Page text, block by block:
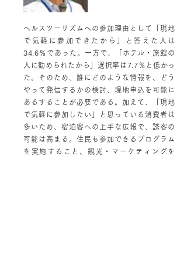
ヘルスツーリズムへの参加理由として「現地
で気軽に参加できたから」と答えた人は
34.6％であった。一方で、「ホテル・旅館の
人に勧められたから」選択率は7.7％と低かっ
た。そのため、誰にどのような情報を、どう
やって発信するかの検討、現地申込を可能に
あるすることが必要である。加えて、「現地
で気軽に参加したい」と思っている消費者は
多いため、宿泊客への上手な広報で、誘客の
可能は高まる。住民も参加できるプログラム
を実施すること、観光・マーケティングを